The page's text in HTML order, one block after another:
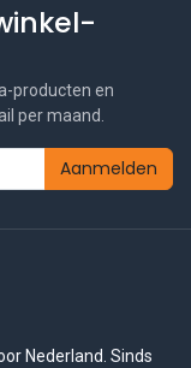
producten en
per maand.
Aanmelden
Nederland. Sinds